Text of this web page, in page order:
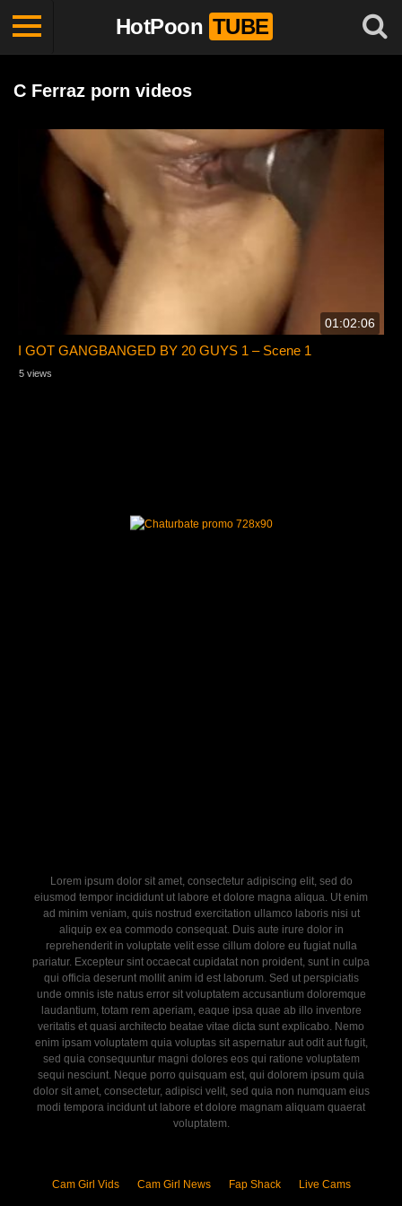
HotPoon TUBE
C Ferraz porn videos
01:02:06
I GOT GANGBANGED BY 20 GUYS 1 – Scene 1
5 views
Lorem ipsum dolor sit amet, consectetur adipiscing elit, sed do
eiusmod tempor incididunt ut labore et dolore magna aliqua. Ut enim
ad minim veniam, quis nostrud exercitation ullamco laboris nisi ut
aliquip ex ea commodo consequat. Duis aute irure dolor in
reprehenderit in voluptate velit esse cillum dolore eu fugiat nulla
pariatur. Excepteur sint occaecat cupidatat non proident, sunt in culpa
qui officia deserunt mollit anim id est laborum. Sed ut perspiciatis
unde omnis iste natus error sit voluptatem accusantium doloremque
laudantium, totam rem aperiam, eaque ipsa quae ab illo inventore
veritatis et quasi architecto beatae vitae dicta sunt explicabo. Nemo
enim ipsam voluptatem quia voluptas sit aspernatur aut odit aut fugit,
sed quia consequuntur magni dolores eos qui ratione voluptatem
sequi nesciunt. Neque porro quisquam est, qui dolorem ipsum quia
dolor sit amet, consectetur, adipisci velit, sed quia non numquam eius
modi tempora incidunt ut labore et dolore magnam aliquam quaerat
voluptatem.
Cam Girl Vids Cam Girl News Fap Shack Live Cams